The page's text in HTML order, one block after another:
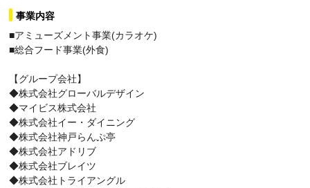
事業内容
■アミューズメント事業(カラオケ)
■総合フード事業(外食)
【グループ会社】
◆株式会社グローバルデザイン
◆マイビス株式会社
◆株式会社イー・ダイニング
◆株式会社神戸らんぷ亭
◆株式会社アドリブ
◆株式会社ブレイツ
◆株式会社トライアングル